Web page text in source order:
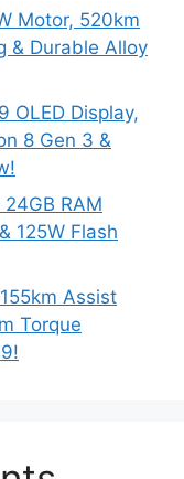
Motor, 520km
& Durable Alloy
OLED Display,
8 Gen 3 &
RAM
125W Flash
Assist
Torque